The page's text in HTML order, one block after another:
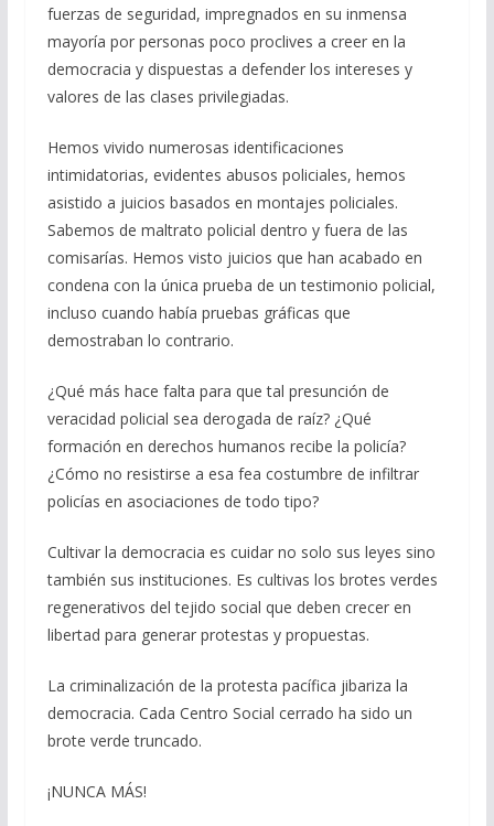
fuerzas de seguridad, impregnados en su inmensa
mayoría por personas poco proclives a creer en la
democracia y dispuestas a defender los intereses y
valores de las clases privilegiadas.
Hemos vivido numerosas identificaciones
intimidatorias, evidentes abusos policiales, hemos
asistido a juicios basados en montajes policiales.
Sabemos de maltrato policial dentro y fuera de las
comisarías. Hemos visto juicios que han acabado en
condena con la única prueba de un testimonio policial,
incluso cuando había pruebas gráficas que
demostraban lo contrario.
¿Qué más hace falta para que tal presunción de
veracidad policial sea derogada de raíz? ¿Qué
formación en derechos humanos recibe la policía?
¿Cómo no resistirse a esa fea costumbre de infiltrar
policías en asociaciones de todo tipo?
Cultivar la democracia es cuidar no solo sus leyes sino
también sus instituciones. Es cultivas los brotes verdes
regenerativos del tejido social que deben crecer en
libertad para generar protestas y propuestas.
La criminalización de la protesta pacífica jibariza la
democracia. Cada Centro Social cerrado ha sido un
brote verde truncado.
¡NUNCA MÁS!